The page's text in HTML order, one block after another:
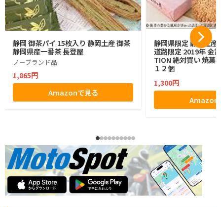
静岡 御茶パイ 15枚入り 静岡土産 御茶
静岡県産一番茶 長登屋
ノーブランド品
1,865円
Amazonで見る
静岡県限定 静岡土産
道路限定 2019年 金
TION 絶対買い 焼菓
１２個
1,300円
Amazon